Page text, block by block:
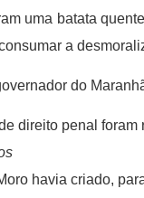
uma batata
a
do
direito penal foram
havia criado,